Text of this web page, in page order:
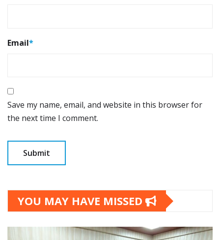
Email*
Save my name, email, and website in this browser for
the next time I comment.
YOU MAY HAVE MISSED